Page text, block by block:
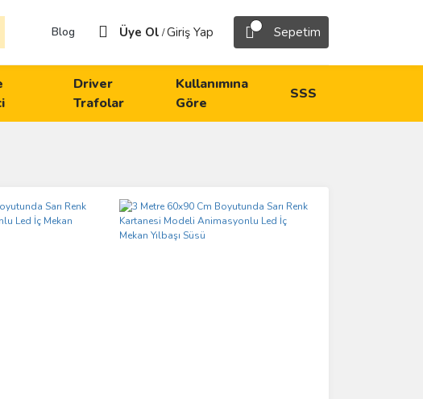
Blog Üye Ol /Giriş Yap Sepetim
Driver
Trafolar
Kullanımına
Göre
SSS